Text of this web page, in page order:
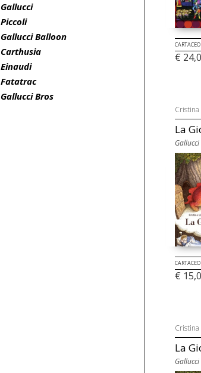
Gallucci
Piccoli
Gallucci Balloon
Carthusia
Einaudi
Fatatrac
Gallucci Bros
CARTACEO
€
Cristina
La
CARTACEO
€
Cristina
La
Gallucci